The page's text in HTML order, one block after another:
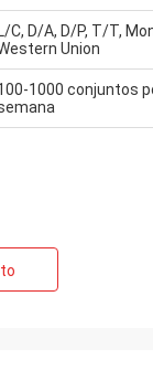
L/C, D/A, D/P, T/T,
Union
1000 conjuntos